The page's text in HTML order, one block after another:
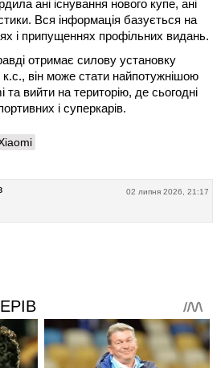
ані існування нового купе, ані
Вся інформація базується на
і припущеннях профільних видань.
отримає силову установку
він може стати найпотужнішою
та вийти на територію, де сьогодні
і суперкарів.
02 липня 2026, 21:17